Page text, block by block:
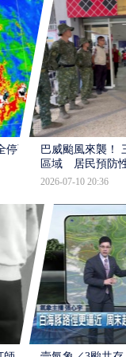
班
巴威颱風來襲！
區域 居民預防
2026-07-10 20:36